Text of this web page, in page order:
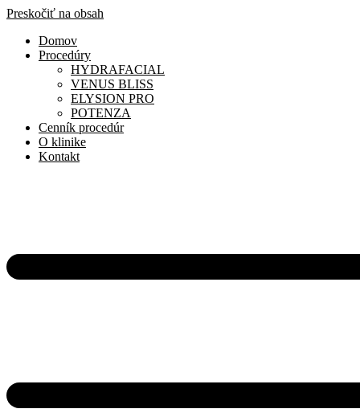
Preskočiť na obsah
Domov
Procedúry
HYDRAFACIAL
VENUS BLISS
ELYSION PRO
POTENZA
Cenník procedúr
O klinike
Kontakt